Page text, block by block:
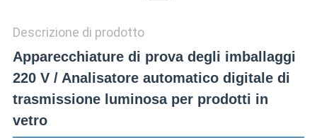
Descrizione di prodotto
Apparecchiature di prova degli imballaggi
220 V / Analisatore automatico digitale di
trasmissione luminosa per prodotti in
vetro